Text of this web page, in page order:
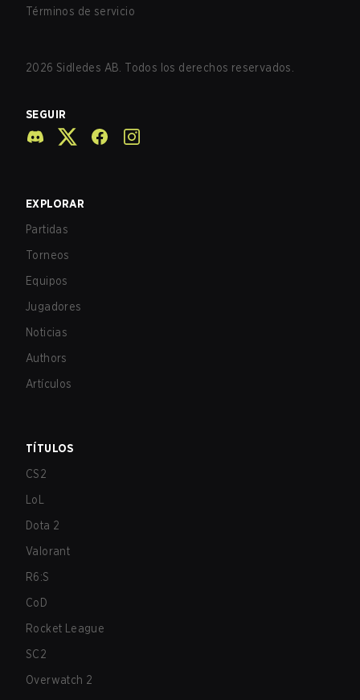
Términos de servicio
2026 Sidledes AB. Todos los derechos reservados.
SEGUIR
EXPLORAR
Partidas
Torneos
Equipos
Jugadores
Noticias
Authors
Artículos
TÍTULOS
CS2
LoL
Dota 2
Valorant
R6:S
CoD
Rocket League
SC2
Overwatch 2